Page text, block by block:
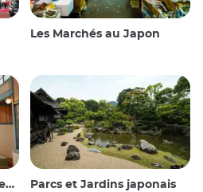
Les Marchés au Japon
Parcs et Jardins japonais